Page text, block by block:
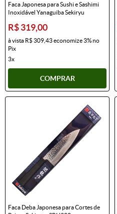
Faca Japonesa para Sushi e Sashimi
Inoxidável Yanaguiba Sekiryu
R$ 319,00
à vista R$ 309,43economize3%no
Pix
3x
COMPRAR
Faca Deba Japonesa para Cortes de